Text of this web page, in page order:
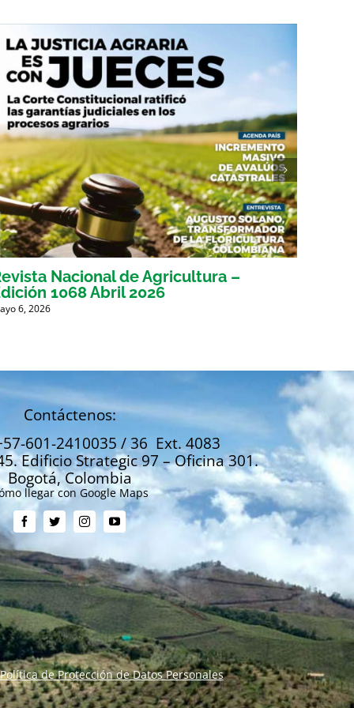
Nacional de Agricultura –
1068 Abril 2026
6, 2026
Contáctenos:
601-2410035 / 36 Ext. 4083
Edificio Strategic 97 – Oficina 301.
Bogotá, Colombia
llegar con Google Maps
Política de Protección de Datos Personales